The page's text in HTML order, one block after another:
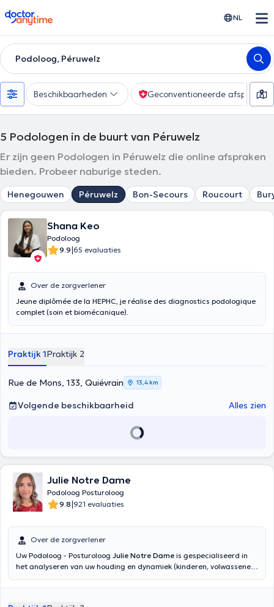
doctoranytime NL
Podoloog, Péruwelz
Beschikbaarheden Geconventioneerde afspraak
5 Podologen in de buurt van Péruwelz
Er zijn geen Podologen in Péruwelz die online afspraken
bieden. Probeer naburige steden.
Henegouwen Péruwelz Bon-Secours Roucourt
Shana Keo
Podoloog
9.9|65 evaluaties
Over de zorgverlener
Jeune diplômée de la HEPHC, je réalise des diagnostics podologique
complet (soin et biomécanique).
Praktijk 1Praktijk 2
Rue de Mons, 133, Quiévrain 13,4 km
Volgende beschikbaarheid Alles zien
Julie Notre Dame
Podoloog Posturoloog
9.8|921 evaluaties
Over de zorgverlener
Uw Podoloog - Posturoloog Julie Notre Dame is gespecialiseerd in
het analyseren van uw houding en dynamiek (kinderen, volwassenen,
knie-, heup- en rugklachten. De Posturologist is aangepast om